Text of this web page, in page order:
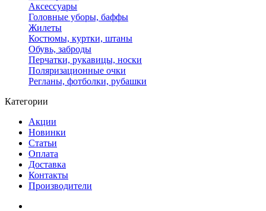
Аксессуары
Головные уборы, баффы
Жилеты
Костюмы, куртки, штаны
Обувь, заброды
Перчатки, рукавицы, носки
Поляризационные очки
Регланы, фотболки, рубашки
Категории
Акции
Новинки
Статьи
Оплата
Доставка
Контакты
Производители